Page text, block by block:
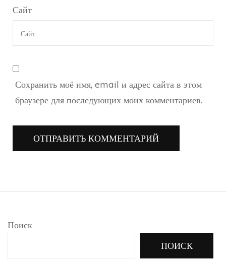
Сайт
Сохранить моё имя, email и адрес сайта в этом
браузере для последующих моих комментариев.
Поиск
ПОИСК